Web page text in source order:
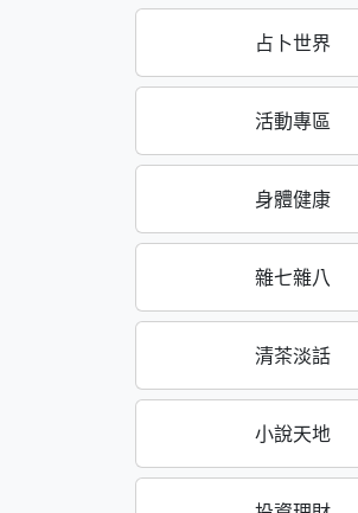
占卜世界
活動專區
身體健康
雜七雜八
清茶淡話
小說天地